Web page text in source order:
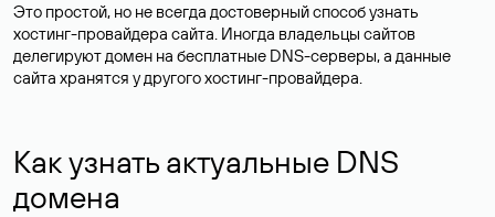
Это простой, но не всегда достоверный способ узнать
хостинг-провайдера сайта. Иногда владельцы сайтов
делегируют домен на бесплатные DNS-серверы, а данные
сайта хранятся у другого хостинг-провайдера.
Как узнать актуальные DNS
домена